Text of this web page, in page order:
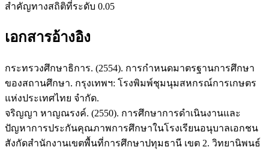
สำคัญทางสถิติที่ระดับ 0.05
เอกสารอ้างอิง
กระทรวงศึกษาธิการ. (2554). การกำหนดมาตรฐานการศึกษา
ของสถานศึกษา. กรุงเทพฯ: โรงพิมพ์ชุมนุมสหกรณ์การเกษตร
แห่งประเทศไทย จำกัด.
จริญญา หาญณรงค์. (2550). การศึกษาการดำเนินงานและ
ปัญหาการประกันคุณภาพการศึกษาในโรงเรียนอนุบาลเอกชน
สังกัดสำนักงานเขตพื้นที่การศึกษาปทุมธานี เขต 2. วิทยานิพนธ์